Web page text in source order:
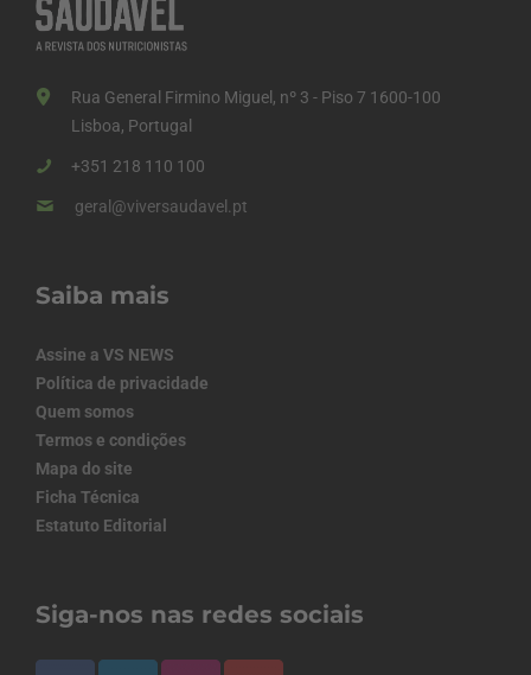
Rua General Firmino Miguel, nº 3 - Piso 7 1600-100
Lisboa, Portugal
+351 218 110 100
geral@viversaudavel.pt
Saiba mais
Assine a VS NEWS
Política de privacidade
Quem somos
Termos e condições
Mapa do site
Ficha Técnica
Estatuto Editorial
Siga-nos nas redes sociais